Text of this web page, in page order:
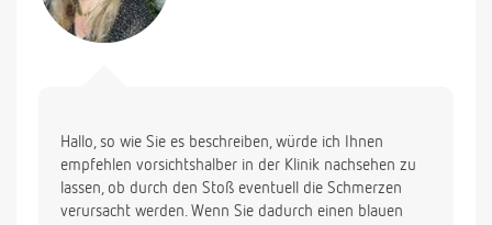
Hallo, so wie Sie es beschreiben, würde ich Ihnen
empfehlen vorsichtshalber in der Klinik nachsehen zu
lassen, ob durch den Stoß eventuell die Schmerzen
verursacht werden. Wenn Sie dadurch einen blauen